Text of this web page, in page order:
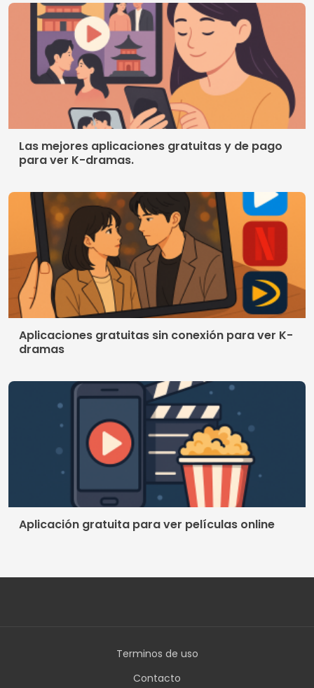
Aplicaciones gratuitas sin conexión para ver K-
Aplicación gratuita para ver películas online
Terminos de uso
Contacto
Política de privacidad